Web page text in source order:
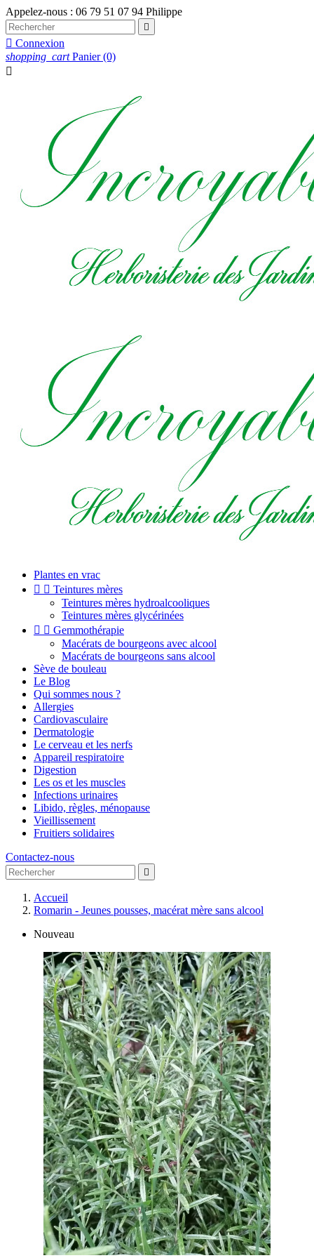
Appelez-nous : 06 79 51 07 94 Philippe

 Connexion
shopping_cart Panier (0)

Plantes en vrac
  Teintures mères
Teintures mères hydroalcooliques
Teintures mères glycérinées
  Gemmothérapie
Macérats de bourgeons avec alcool
Macérats de bourgeons sans alcool
Sève de bouleau
Le Blog
Qui sommes nous ?
Allergies
Cardiovasculaire
Dermatologie
Le cerveau et les nerfs
Appareil respiratoire
Digestion
Les os et les muscles
Infections urinaires
Libido, règles, ménopause
Vieillissement
Fruitiers solidaires
Contactez-nous

Accueil
Romarin - Jeunes pousses, macérat mère sans alcool
Nouveau